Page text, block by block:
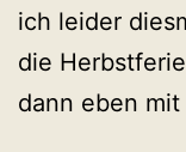
ich leider
die
dann eben